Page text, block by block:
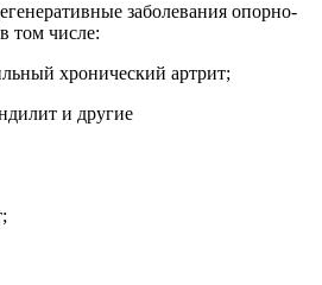
заболевания опорно-
том числе:
хронический артрит;
и другие